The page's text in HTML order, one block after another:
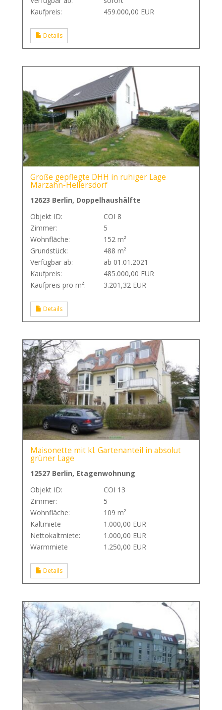
Kaufpreis:
459.000,00 EUR
Details
Große gepflegte DHH in ruhiger Lage
Marzahn-Hellersdorf
12623 Berlin, Doppelhaushälfte
Objekt ID:
COI 8
Zimmer:
5
Wohnfläche:
152 m²
Grundstück:
488 m²
Verfügbar ab:
ab 01.01.2021
Kaufpreis:
485.000,00 EUR
Kaufpreis pro m²:
3.201,32 EUR
Details
Maisonette mit kl. Gartenanteil in absolut
grüner Lage
12527 Berlin, Etagenwohnung
Objekt ID:
COI 13
Zimmer:
5
Wohnfläche:
109 m²
Kaltmiete
1.000,00 EUR
Nettokaltmiete:
1.000,00 EUR
Warmmiete
1.250,00 EUR
Details